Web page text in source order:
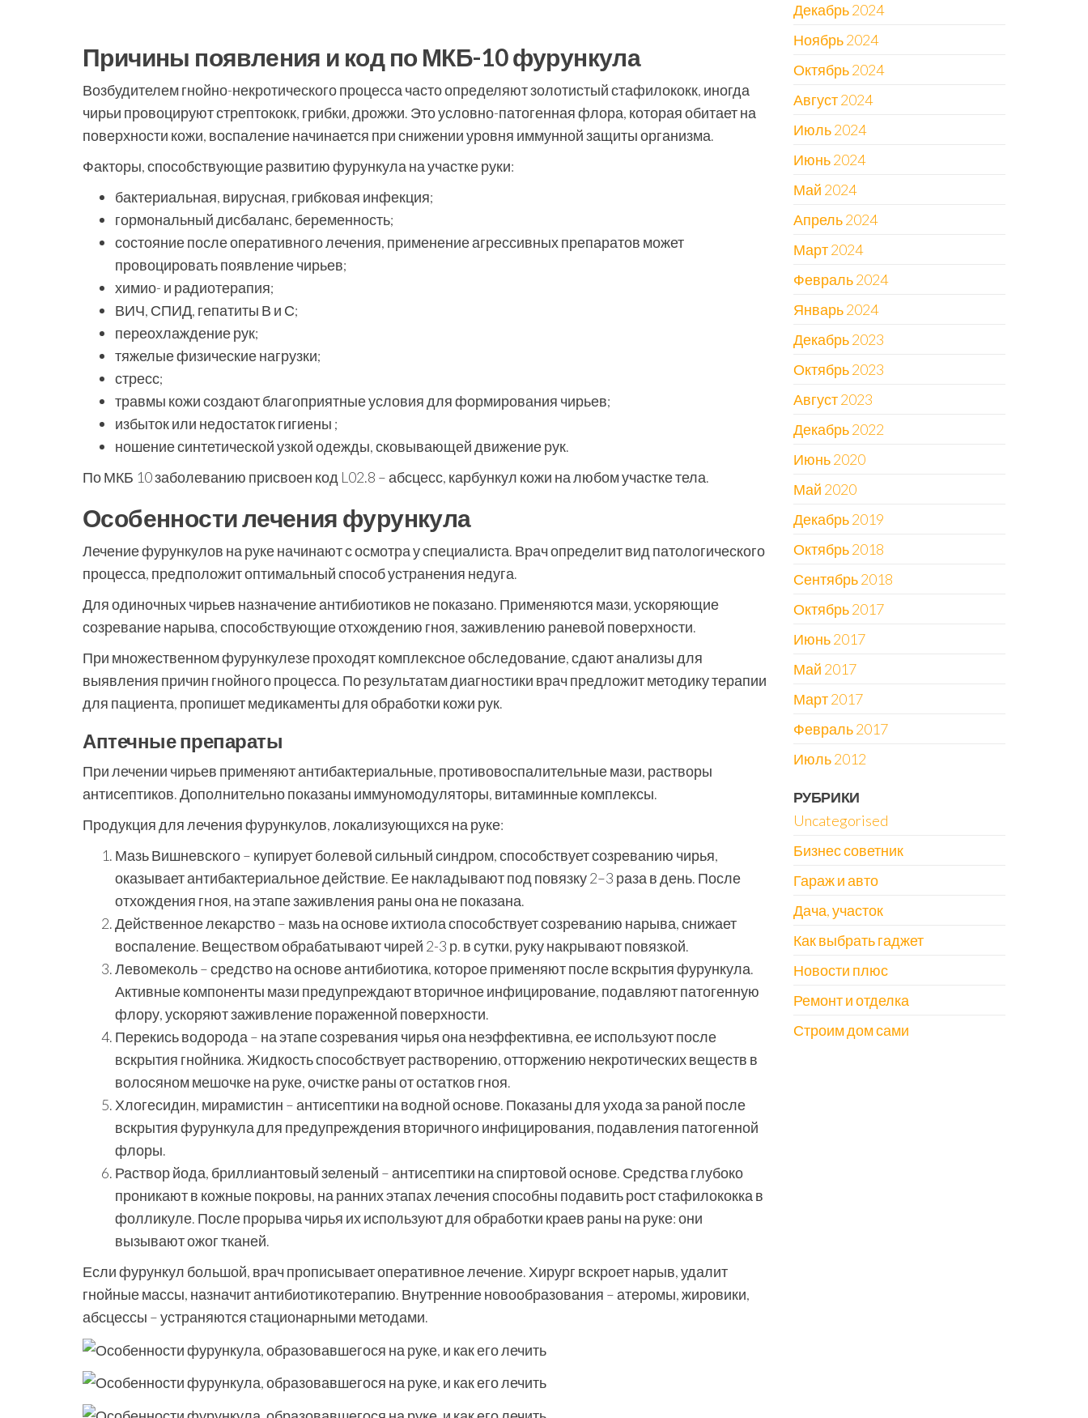
Причины появления и код по МКБ-10 фурункула
Возбудителем гнойно-некротического процесса часто определяют золотистый стафилококк, иногда
чирьи провоцируют стрептококк, грибки, дрожжи. Это условно-патогенная флора, которая обитает на
поверхности кожи, воспаление начинается при снижении уровня иммунной защиты организма.
Факторы, способствующие развитию фурункула на участке руки:
бактериальная, вирусная, грибковая инфекция;
гормональный дисбаланс, беременность;
состояние после оперативного лечения, применение агрессивных препаратов может
провоцировать появление чирьев;
химио- и радиотерапия;
ВИЧ, СПИД, гепатиты В и С;
переохлаждение рук;
тяжелые физические нагрузки;
стресс;
травмы кожи создают благоприятные условия для формирования чирьев;
избыток или недостаток гигиены ;
ношение синтетической узкой одежды, сковывающей движение рук.
По МКБ 10 заболеванию присвоен код L02.8 – абсцесс, карбункул кожи на любом участке тела.
Особенности лечения фурункула
Лечение фурункулов на руке начинают с осмотра у специалиста. Врач определит вид патологического
процесса, предположит оптимальный способ устранения недуга.
Для одиночных чирьев назначение антибиотиков не показано. Применяются мази, ускоряющие
созревание нарыва, способствующие отхождению гноя, заживлению раневой поверхности.
При множественном фурункулезе проходят комплексное обследование, сдают анализы для
выявления причин гнойного процесса. По результатам диагностики врач предложит методику терапии
для пациента, пропишет медикаменты для обработки кожи рук.
Аптечные препараты
При лечении чирьев применяют антибактериальные, противовоспалительные мази, растворы
антисептиков. Дополнительно показаны иммуномодуляторы, витаминные комплексы.
Продукция для лечения фурункулов, локализующихся на руке:
Мазь Вишневского – купирует болевой сильный синдром, способствует созреванию чирья,
оказывает антибактериальное действие. Ее накладывают под повязку 2–3 раза в день. После
отхождения гноя, на этапе заживления раны она не показана.
Действенное лекарство – мазь на основе ихтиола способствует созреванию нарыва, снижает
воспаление. Веществом обрабатывают чирей 2-3 р. в сутки, руку накрывают повязкой.
Левомеколь – средство на основе антибиотика, которое применяют после вскрытия фурункула.
Активные компоненты мази предупреждают вторичное инфицирование, подавляют патогенную
флору, ускоряют заживление пораженной поверхности.
Перекись водорода – на этапе созревания чирья она неэффективна, ее используют после
вскрытия гнойника. Жидкость способствует растворению, отторжению некротических веществ в
волосяном мешочке на руке, очистке раны от остатков гноя.
Хлогесидин, мирамистин – антисептики на водной основе. Показаны для ухода за раной после
вскрытия фурункула для предупреждения вторичного инфицирования, подавления патогенной
флоры.
Раствор йода, бриллиантовый зеленый – антисептики на спиртовой основе. Средства глубоко
проникают в кожные покровы, на ранних этапах лечения способны подавить рост стафилококка в
фолликуле. После прорыва чирья их используют для обработки краев раны на руке: они
вызывают ожог тканей.
Если фурункул большой, врач прописывает оперативное лечение. Хирург вскроет нарыв, удалит
гнойные массы, назначит антибиотикотерапию. Внутренние новообразования – атеромы, жировики,
абсцессы – устраняются стационарными методами.
Декабрь 2024
Ноябрь 2024
Октябрь 2024
Август 2024
Июль 2024
Июнь 2024
Май 2024
Апрель 2024
Март 2024
Февраль 2024
Январь 2024
Декабрь 2023
Октябрь 2023
Август 2023
Декабрь 2022
Июнь 2020
Май 2020
Декабрь 2019
Октябрь 2018
Сентябрь 2018
Октябрь 2017
Июнь 2017
Май 2017
Март 2017
Февраль 2017
Июль 2012
РУБРИКИ
Uncategorised
Бизнес советник
Гараж и авто
Дача, участок
Как выбрать гаджет
Новости плюс
Ремонт и отделка
Строим дом сами